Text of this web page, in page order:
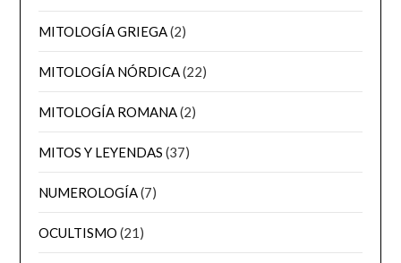
MITOLOGÍA GRIEGA(2)
MITOLOGÍA NÓRDICA(22)
MITOLOGÍA ROMANA(2)
MITOS Y LEYENDAS (37)
NUMEROLOGÍA(7)
OCULTISMO (21)